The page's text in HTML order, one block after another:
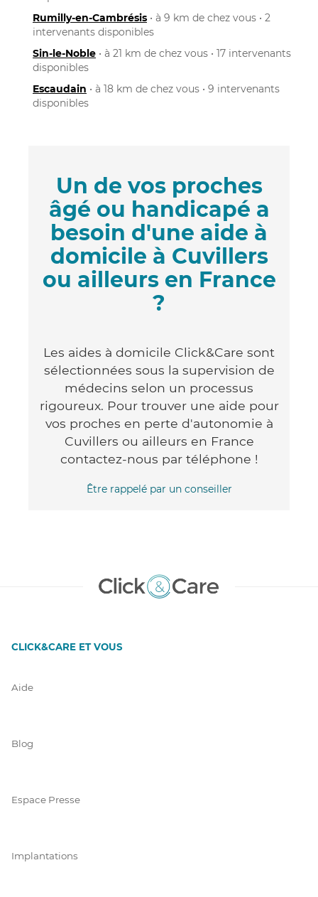
Rumilly-en-Cambrésis • à 9 km de chez vous • 2
intervenants disponibles
Sin-le-Noble • à 21 km de chez vous • 17 intervenants
disponibles
Escaudain • à 18 km de chez vous • 9 intervenants
disponibles
Un de vos proches
âgé ou handicapé a
besoin d'une aide à
domicile à Cuvillers
ou ailleurs en France
?
Les aides à domicile Click&Care sont
sélectionnées sous la supervision de
médecins selon un processus
rigoureux. Pour trouver une aide pour
vos proches en perte d'autonomie à
Cuvillers ou ailleurs en France
contactez-nous par téléphone !
Être rappelé par un conseiller
CLICK&CARE ET VOUS
Aide
Blog
Espace Presse
Implantations